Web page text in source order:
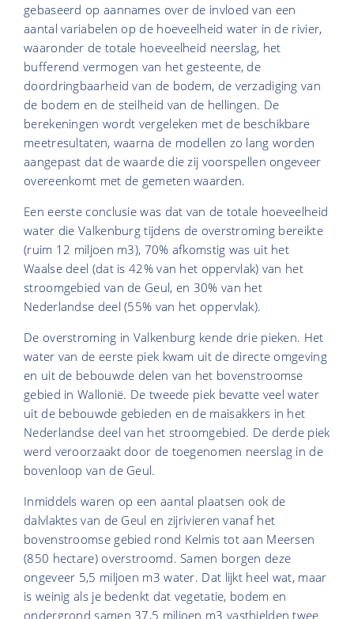
gebaseerd op aannames over de invloed van een
aantal variabelen op de hoeveelheid water in de rivier,
waaronder de totale hoeveelheid neerslag, het
bufferend vermogen van het gesteente, de
doordringbaarheid van de bodem, de verzadiging van
de bodem en de steilheid van de hellingen. De
berekeningen wordt vergeleken met de beschikbare
meetresultaten, waarna de modellen zo lang worden
aangepast dat de waarde die zij voorspellen ongeveer
overeenkomt met de gemeten waarden.
Een eerste conclusie was dat van de totale hoeveelheid
water die Valkenburg tijdens de overstroming bereikte
(ruim 12 miljoen m3), 70% afkomstig was uit het
Waalse deel (dat is 42% van het oppervlak) van het
stroomgebied van de Geul, en 30% van het
Nederlandse deel (55% van het oppervlak).
De overstroming in Valkenburg kende drie pieken. Het
water van de eerste piek kwam uit de directe omgeving
en uit de bebouwde delen van het bovenstroomse
gebied in Wallonië. De tweede piek bevatte veel water
uit de bebouwde gebieden en de maisakkers in het
Nederlandse deel van het stroomgebied. De derde piek
werd veroorzaakt door de toegenomen neerslag in de
bovenloop van de Geul.
Inmiddels waren op een aantal plaatsen ook de
dalvlaktes van de Geul en zijrivieren vanaf het
bovenstroomse gebied rond Kelmis tot aan Meersen
(850 hectare) overstroomd. Samen borgen deze
ongeveer 5,5 miljoen m3 water. Dat lijkt heel wat, maar
is weinig als je bedenkt dat vegetatie, bodem en
ondergrond samen 37,5 miljoen m3 vasthielden twee